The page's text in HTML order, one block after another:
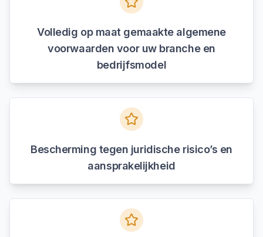
Volledig op maat gemaakte algemene
voorwaarden voor uw branche en
bedrijfsmodel
Bescherming tegen juridische risico’s en
aansprakelijkheid